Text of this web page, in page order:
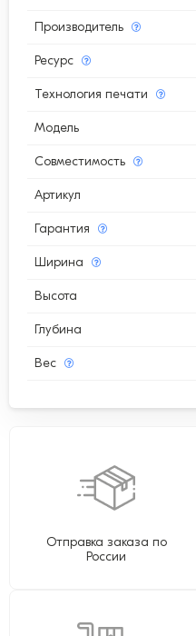
Производитель
Ресурс
Технология печати
Модель
Совместимость
Артикул
Гарантия
Ширина
Высота
Глубина
Вес
Отправка заказа по
России